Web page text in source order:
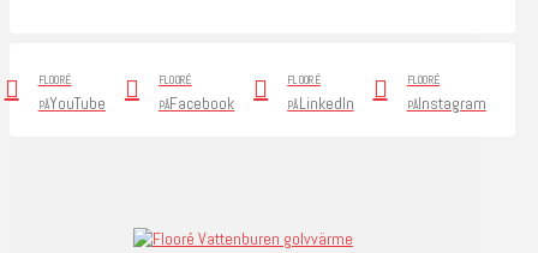
FLOORÉ
PÅYouTube
FLOORÉ
PÅFacebook
FLOORÉ
PÅLinkedIn
FLOORÉ
PÅInstagram